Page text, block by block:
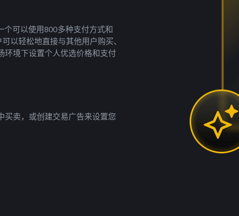
个可以使用800多种支付方式和
以轻松地直接与其他用户购买、
环境下设置个人优选价格和支付
买卖，或创建交易广告来设置您